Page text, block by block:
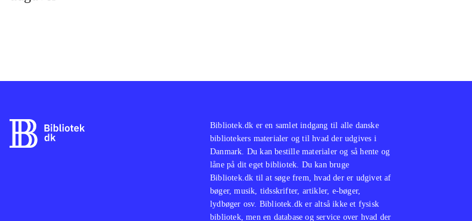
Bibliotek.dk er en samlet indgang til alle danske
bibliotekers materialer og til hvad der udgives i
Danmark. Du kan bestille materialer og så hente og
låne på dit eget bibliotek. Du kan bruge
Bibliotek.dk til at søge frem, hvad der er udgivet af
bøger, musik, tidsskrifter, artikler, e-bøger,
lydbøger osv. Bibliotek.dk er altså ikke et fysisk
bibliotek, men en database og service over hvad der